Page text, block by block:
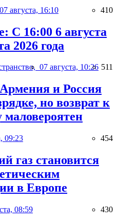
07 августа, 16:10 410
С 16:00 6 августа
2026 года
07 августа, 10:26 511
и Россия
но возврат к
09:23 454
газ становится
в Европе
08:59 430